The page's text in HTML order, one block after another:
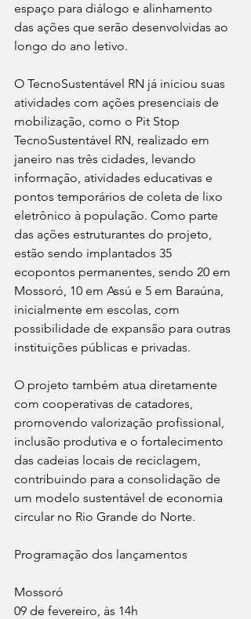
espaço para diálogo e alinhamento
das ações que serão desenvolvidas ao
longo do ano letivo.
O TecnoSustentável RN já iniciou suas
atividades com ações presenciais de
mobilização, como o Pit Stop
TecnoSustentável RN, realizado em
janeiro nas três cidades, levando
informação, atividades educativas e
pontos temporários de coleta de lixo
eletrônico à população. Como parte
das ações estruturantes do projeto,
estão sendo implantados 35
ecopontos permanentes, sendo 20 em
Mossoró, 10 em Assú e 5 em Baraúna,
inicialmente em escolas, com
possibilidade de expansão para outras
instituições públicas e privadas.
O projeto também atua diretamente
com cooperativas de catadores,
promovendo valorização profissional,
inclusão produtiva e o fortalecimento
das cadeias locais de reciclagem,
contribuindo para a consolidação de
um modelo sustentável de economia
circular no Rio Grande do Norte.
Programação dos lançamentos
Mossoró
09 de fevereiro, às 14h